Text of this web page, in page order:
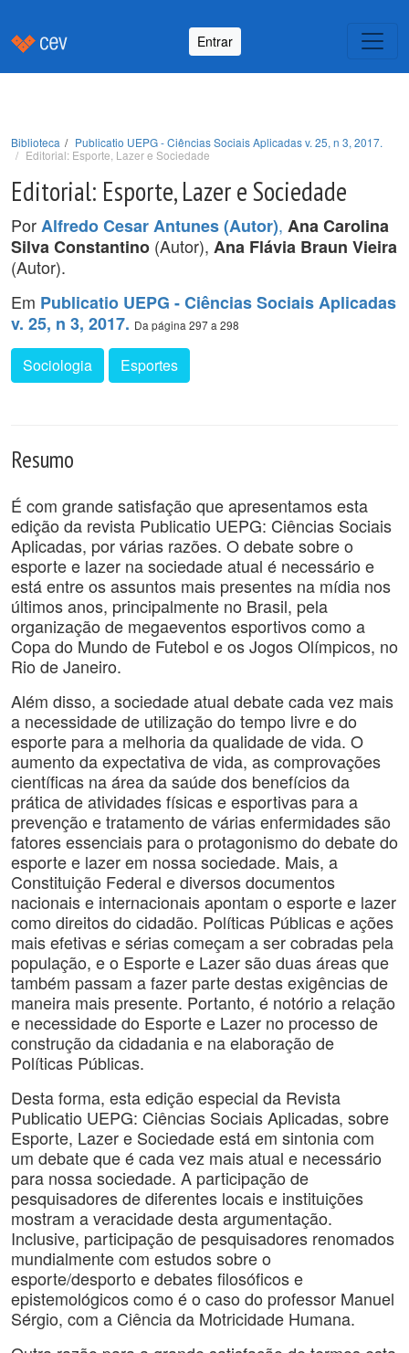
Entrar
Biblioteca
Publicatio UEPG - Ciências Sociais Aplicadas v. 25, n 3, 2017.
Editorial: Esporte, Lazer e Sociedade
Editorial: Esporte, Lazer e Sociedade
PorAlfredo Cesar Antunes (Autor), Ana Carolina
Silva Constantino (Autor), Ana Flávia Braun Vieira
(Autor).
Em Publicatio UEPG - Ciências Sociais Aplicadas
v. 25, n 3, 2017. Da página 297 a 298
Sociologia Esportes
Resumo
É com grande satisfação que apresentamos esta
edição da revista Publicatio UEPG: Ciências Sociais
Aplicadas, por várias razões. O debate sobre o
esporte e lazer na sociedade atual é necessário e
está entre os assuntos mais presentes na mídia nos
últimos anos, principalmente no Brasil, pela
organização de megaeventos esportivos como a
Copa do Mundo de Futebol e os Jogos Olímpicos, no
Rio de Janeiro.
Além disso, a sociedade atual debate cada vez mais
a necessidade de utilização do tempo livre e do
esporte para a melhoria da qualidade de vida. O
aumento da expectativa de vida, as comprovações
científicas na área da saúde dos benefícios da
prática de atividades físicas e esportivas para a
prevenção e tratamento de várias enfermidades são
fatores essenciais para o protagonismo do debate do
esporte e lazer em nossa sociedade. Mais, a
Constituição Federal e diversos documentos
nacionais e internacionais apontam o esporte e lazer
como direitos do cidadão. Políticas Públicas e ações
mais efetivas e sérias começam a ser cobradas pela
população, e o Esporte e Lazer são duas áreas que
também passam a fazer parte destas exigências de
maneira mais presente. Portanto, é notório a relação
e necessidade do Esporte e Lazer no processo de
construção da cidadania e na elaboração de
Políticas Públicas.
Desta forma, esta edição especial da Revista
Publicatio UEPG: Ciências Sociais Aplicadas, sobre
Esporte, Lazer e Sociedade está em sintonia com
um debate que é cada vez mais atual e necessário
para nossa sociedade. A participação de
pesquisadores de diferentes locais e instituições
mostram a veracidade desta argumentação.
Inclusive, participação de pesquisadores renomados
mundialmente com estudos sobre o
esporte/desporto e debates filosóficos e
epistemológicos como é o caso do professor Manuel
Sérgio, com a Ciência da Motricidade Humana.